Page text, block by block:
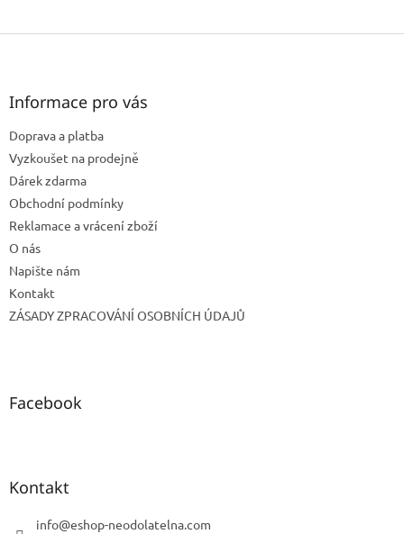
Z
Informace pro vás
Doprava a platba
Vyzkoušet na prodejně
Dárek zdarma
Obchodní podmínky
Reklamace a vrácení zboží
O nás
Napište nám
Kontakt
ZÁSADY ZPRACOVÁNÍ OSOBNÍCH ÚDAJŮ
Facebook
Kontakt
info@eshop-neodolatelna.com